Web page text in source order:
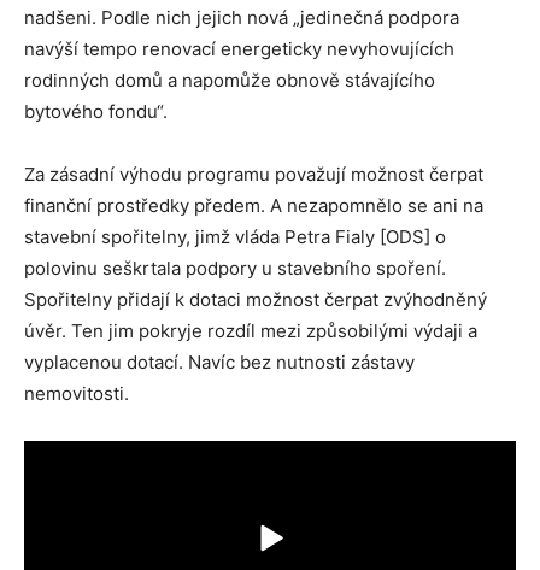
nadšeni. Podle nich jejich nová „jedinečná podpora
navýší tempo renovací energeticky nevyhovujících
rodinných domů a napomůže obnově stávajícího
bytového fondu“.
Za zásadní výhodu programu považují možnost čerpat
finanční prostředky předem. A nezapomnělo se ani na
stavební spořitelny, jimž vláda Petra Fialy [ODS] o
polovinu seškrtala podpory u stavebního spoření.
Spořitelny přidají k dotaci možnost čerpat zvýhodněný
úvěr. Ten jim pokryje rozdíl mezi způsobilými výdaji a
vyplacenou dotací. Navíc bez nutnosti zástavy
nemovitosti.